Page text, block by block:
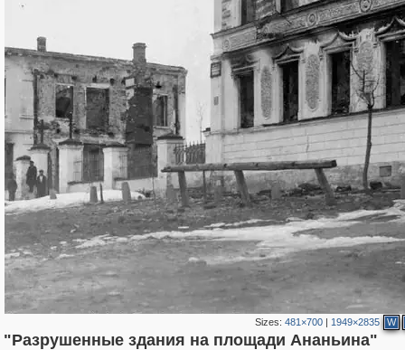
Sizes: 481×700| 1949×2835 W
"Разрушенные здания на площади Ананьина"
1,406,298 29,243
22,591 544 953 60